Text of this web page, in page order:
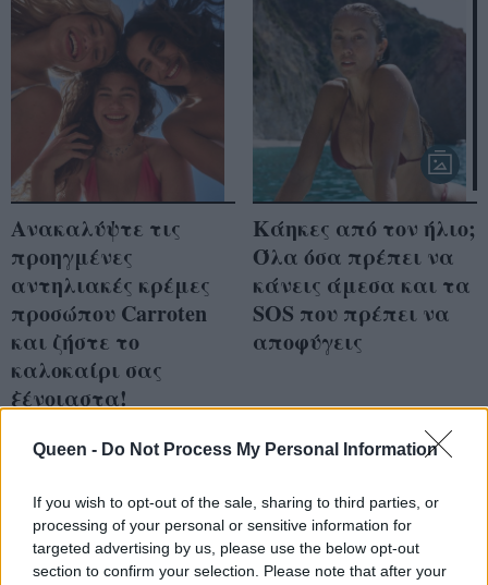
Queen - Do Not Process My Personal Information
If you wish to opt-out of the sale, sharing to third parties, or
processing of your personal or sensitive information for
targeted advertising by us, please use the below opt-out
section to confirm your selection. Please note that after your
Aνακαλύψτε τις
προηγμένες
αντηλιακές κρέμες
προσώπου Carroten
και ζήστε το
καλοκαίρι σας
ξένοιαστα!
Κάηκες από τον ήλιο;
Όλα όσα πρέπει να
κάνεις άμεσα και τα
SOS που πρέπει να
αποφύγεις